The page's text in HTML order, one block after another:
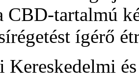
CBD-tartalmú
ígérő
Kereskedelmi